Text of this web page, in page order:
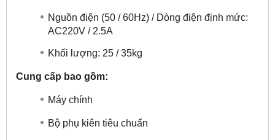
Nguồn điện (50 / 60Hz) / Dòng điện định mức:
AC220V / 2.5A
Khối lượng: 25 / 35kg
Cung cấp bao gồm:
Máy chính
Bộ phụ kiên tiêu chuẩn